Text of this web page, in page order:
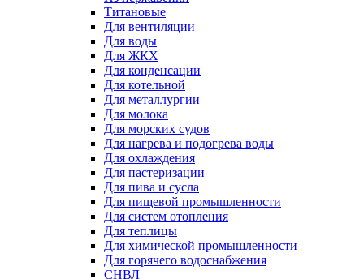
Титановые
Для вентиляции
Для воды
Для ЖКХ
Для конденсации
Для котельной
Для металлургии
Для молока
Для морских судов
Для нагрева и подогрева воды
Для охлаждения
Для пастеризации
Для пива и сусла
Для пищевой промышленности
Для систем отопления
Для теплицы
Для химической промышленности
Для горячего водоснабжения
СНВЛ